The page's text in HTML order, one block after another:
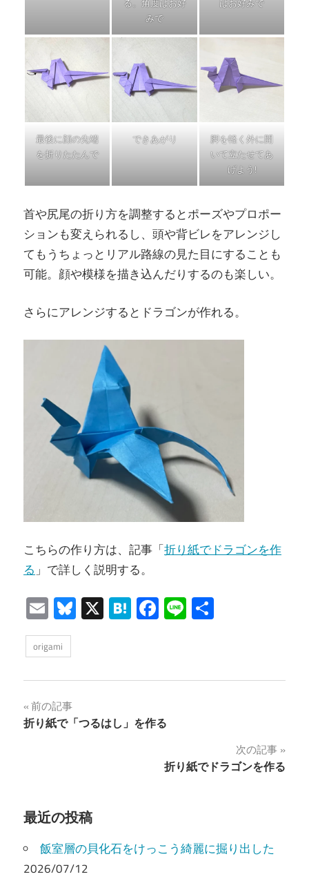
る。角度はお好
みで
はお好みで
最後に顔の先端
を折りたたんで
できあがり
脚を軽く外に開
いて立たせてあ
げよう!
首や尻尾の折り方を調整するとポーズやプロポー
ションも変えられるし、頭や背ビレをアレンジし
てもうちょっとリアル路線の見た目にすることも
可能。顔や模様を描き込んだりするのも楽しい。
さらにアレンジするとドラゴンが作れる。
こちらの作り方は、記事「折り紙でドラゴンを作
る 」で詳しく説明する。
EmailBluesky
X Hatena
Facebook
Line
origami
投
稿
ゲ
ー
シ
前の記事
折り紙で「つるはし」を作る
次の記事
折り紙でドラゴンを作る
最近の投稿
飯室層の貝化石をけっこう綺麗に掘り出した
2026/07/12